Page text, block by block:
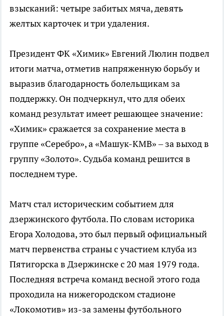
взысканий: четыре забитых мяча, девять
желтых карточек и три удаления.
Президент ФК «Химик» Евгений Люлин подвел
итоги матча, отметив напряженную борьбу и
выразив благодарность болельщикам за
поддержку. Он подчеркнул, что для обеих
команд результат имеет решающее значение:
«Химик» сражается за сохранение места в
группе «Серебро», а «Машук-КМВ» – за выход в
группу «Золото». Судьба команд решится в
последнем туре.
Матч стал историческим событием для
дзержинского футбола. По словам историка
Егора Холодова, это был первый официальный
матч первенства страны с участием клуба из
Пятигорска в Дзержинске с 20 мая 1979 года.
Последняя встреча команд весной этого года
проходила на нижегородском стадионе
«Локомотив» из-за замены футбольного